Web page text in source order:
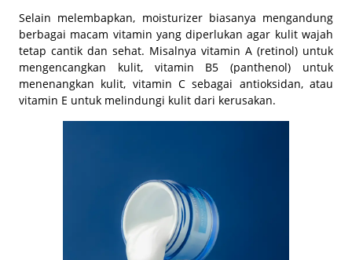
Selain melembapkan, moisturizer biasanya mengandung
berbagai macam vitamin yang diperlukan agar kulit wajah
tetap cantik dan sehat. Misalnya vitamin A (retinol) untuk
mengencangkan kulit, vitamin B5 (panthenol) untuk
menenangkan kulit, vitamin C sebagai antioksidan, atau
vitamin E untuk melindungi kulit dari kerusakan.